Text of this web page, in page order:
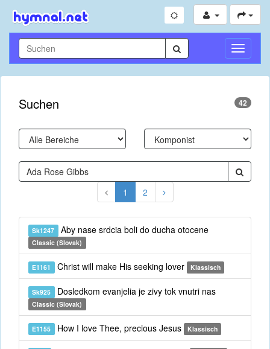
Suchen 42
1 2
Sk1247 Aby nase srdcia boli do ducha otocene
Classic (Slovak)
E1161 Christ will make His seeking lover Klassisch
Sk925 Dosledkom evanjelia je zivy tok vnutri nas
Classic (Slovak)
E1155 How I love Thee, precious Jesus Klassisch